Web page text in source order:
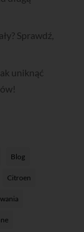
Sprawdź,
uniknąć
Blog
Citroen